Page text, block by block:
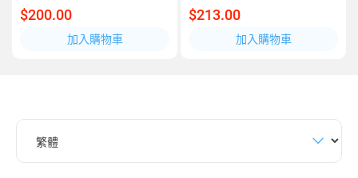
$200.00
加入購物車
$213.00
加入購物車